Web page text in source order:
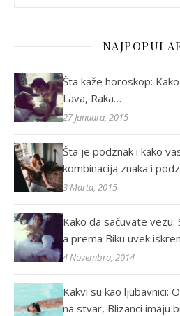
Šta kaže horoskop:
Lava, Raka…
27 Januara, 2015
Šta je podznak i kako
kombinacija znaka i
3 Marta, 2015
Kako da sačuvate
a prema Biku uvek
4 Novembra, 2014
Kakvi su kao ljubavnici:
na stvar, Blizanci imaju